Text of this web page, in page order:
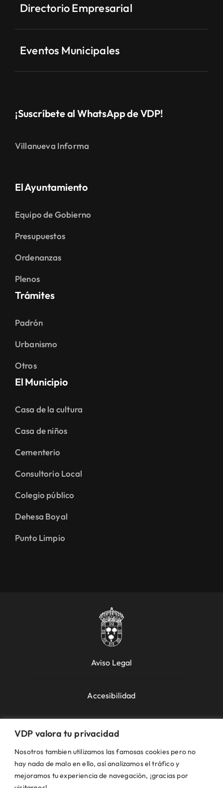
VDP valora tu privacidad
Nosotros tambien utilizamos las famosas cookies pero no
hay nada de malo en ello, así analizamos el tráfico y
mejoramos tu experiencia de navegación, ¡gracias por
Directorio Empresarial
Eventos Municipales
¡Suscríbete al WhatsApp de VDP!
Villanueva Informa
El Ayuntamiento
Equipo de Gobierno
Presupuestos
Ordenanzas
Plenos
Trámites
Padrón
Urbanismo
Otros
El Municipio
Casa de la cultura
Casa de niños
Cementerio
Consultorio Local
Colegio público
Dehesa Boyal
Punto Limpio
Aviso Legal
Accesibilidad
Política de Cookies
Política de Privacidad